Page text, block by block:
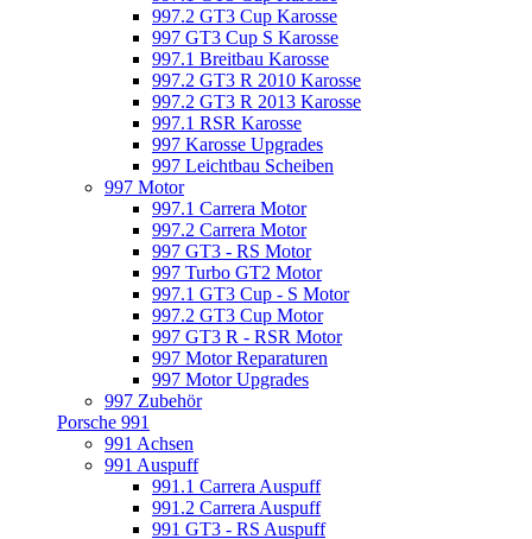
997.2 GT3 Cup Karosse
997 GT3 Cup S Karosse
997.1 Breitbau Karosse
997.2 GT3 R 2010 Karosse
997.2 GT3 R 2013 Karosse
997.1 RSR Karosse
997 Karosse Upgrades
997 Leichtbau Scheiben
997 Motor
997.1 Carrera Motor
997.2 Carrera Motor
997 GT3 - RS Motor
997 Turbo GT2 Motor
997.1 GT3 Cup - S Motor
997.2 GT3 Cup Motor
997 GT3 R - RSR Motor
997 Motor Reparaturen
997 Motor Upgrades
997 Zubehör
Porsche 991
991 Achsen
991 Auspuff
991.1 Carrera Auspuff
991.2 Carrera Auspuff
991 GT3 - RS Auspuff